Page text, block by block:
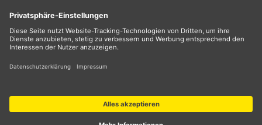
** ehemaliger UVP